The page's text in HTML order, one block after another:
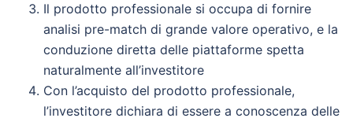
Il prodotto professionale si occupa di fornire
analisi pre-match di grande valore operativo, e la
conduzione diretta delle piattaforme spetta
naturalmente all’investitore
Con l’acquisto del prodotto professionale,
l’investitore dichiara di essere a conoscenza delle